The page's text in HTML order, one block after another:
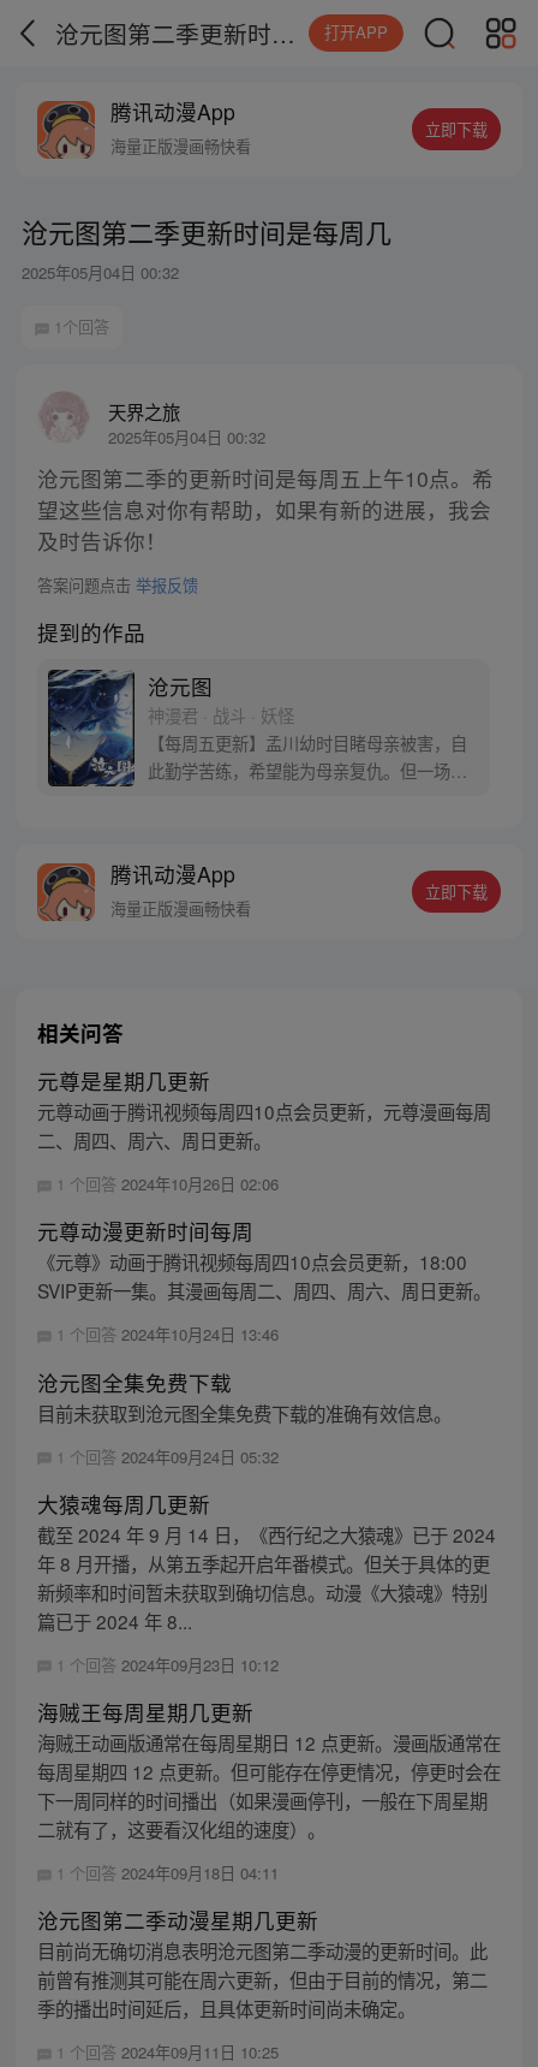
沧元图第二季更新时间是每周几 打开APP
腾讯动漫App
海量正版漫画畅快看
立即下载
沧元图第二季更新时间是每周几
2025年05月04日 00:32
1个回答
天界之旅
2025年05月04日 00:32
沧元图第二季的更新时间是每周五上午10点。希
望这些信息对你有帮助，如果有新的进展，我会
及时告诉你！
答案问题点击 举报反馈
提到的作品
沧元图
神漫君 · 战斗 · 妖怪
【每周五更新】孟川幼时目睹母亲被害，自
此勤学苦练，希望能为母亲复仇。但一场退
漫任重道远……
腾讯动漫App
海量正版漫画畅快看
立即下载
相关问答
元尊是星期几更新
元尊动画于腾讯视频每周四10点会员更新，元尊漫画每周
二、周四、周六、周日更新。
1 个回答 2024年10月26日 02:06
元尊动漫更新时间每周
《元尊》动画于腾讯视频每周四10点会员更新，18:00
SVIP更新一集。其漫画每周二、周四、周六、周日更新。
1 个回答 2024年10月24日 13:46
沧元图全集免费下载
目前未获取到沧元图全集免费下载的准确有效信息。
1 个回答 2024年09月24日 05:32
大猿魂每周几更新
截至 2024 年 9 月 14 日，《西行纪之大猿魂》已于 2024
年 8 月开播，从第五季起开启年番模式。但关于具体的更
新频率和时间暂未获取到确切信息。动漫《大猿魂》特别
篇已于 2024 年 8...
1 个回答 2024年09月23日 10:12
海贼王每周星期几更新
海贼王动画版通常在每周星期日 12 点更新。漫画版通常在
每周星期四 12 点更新。但可能存在停更情况，停更时会在
下一周同样的时间播出（如果漫画停刊，一般在下周星期
二就有了，这要看汉化组的速度）。
1 个回答 2024年09月18日 04:11
沧元图第二季动漫星期几更新
目前尚无确切消息表明沧元图第二季动漫的更新时间。此
前曾有推测其可能在周六更新，但由于目前的情况，第二
季的播出时间延后，且具体更新时间尚未确定。
1 个回答 2024年09月11日 10:25